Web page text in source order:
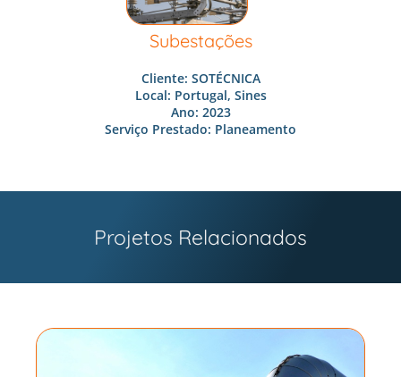
Subestações
Cliente: SOTÉCNICA
Local: Portugal, Sines
Ano: 2023
Serviço Prestado: Planeamento
Projetos Relacionados